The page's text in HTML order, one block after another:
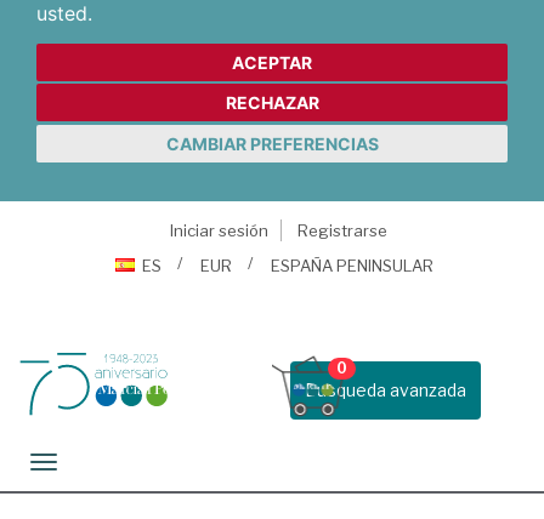
usted.
ACEPTAR
RECHAZAR
CAMBIAR PREFERENCIAS
Iniciar sesión
Registrarse
ES
EUR ESPAÑA PENINSULAR
Busqueda avanzada
0
Toggle navigation